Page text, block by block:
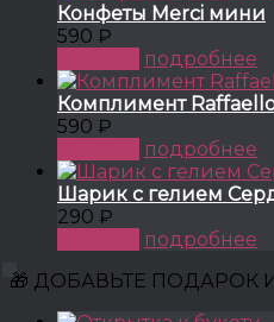
Конфеты Merci мини
590 ₽
подробнее
Комплимент
590 ₽
подробнее
Шарик с гелием
290 ₽
подробнее
🎁 ДОБАВЬТЕ ПОДАРОК